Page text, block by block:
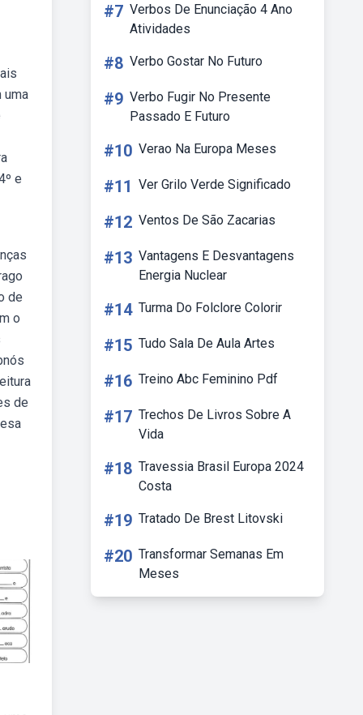
uma
e
de
o
de
#7 Verbos De Enunciação 4 Ano
Atividades
#8 Verbo Gostar No Futuro
#9 Verbo Fugir No Presente
Passado E Futuro
#10 Verao Na Europa Meses
#11 Ver Grilo Verde Significado
#12 Ventos De São Zacarias
#13 Vantagens E Desvantagens
Energia Nuclear
#14 Turma Do Folclore Colorir
#15 Tudo Sala De Aula Artes
#16 Treino Abc Feminino Pdf
#17 Trechos De Livros Sobre A
Vida
#18 Travessia Brasil Europa 2024
Costa
#19 Tratado De Brest Litovski
#20 Transformar Semanas Em
Meses